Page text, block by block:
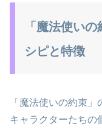
「魔法使い
シピと特徴
「魔法使いの約束
キャラクターたちの